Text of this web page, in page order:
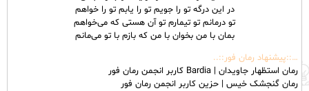
در این درگه تو را جویم تو را یابم تو را خواهم
تو درمانم تو تیمارم تو آن هستی که می‌خواهم
بمان با من بخوان با من که بازم با تو می‌مانم​
…::پیشنهاد رمان فور::..
رمان استظهار جاویدان | Bardia کاربر انجمن رمان فور
رمان گنجشک خیس | حزین کاربر انجمن رمان فور